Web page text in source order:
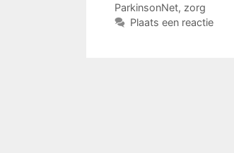
ParkinsonNet, zorg
Plaats een reactie